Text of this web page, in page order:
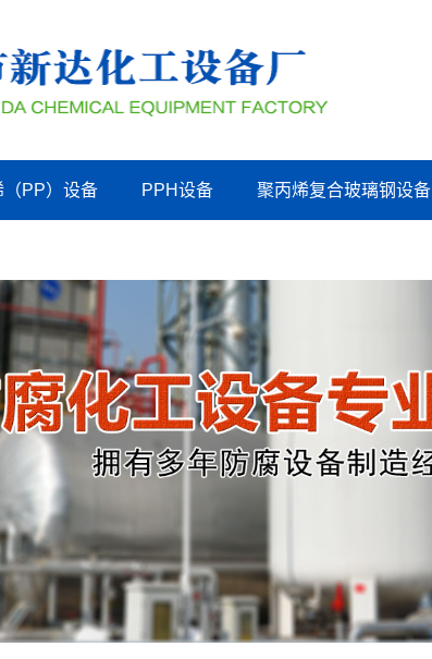
（PP）设备 PPH设备 聚丙烯复合玻璃钢设备